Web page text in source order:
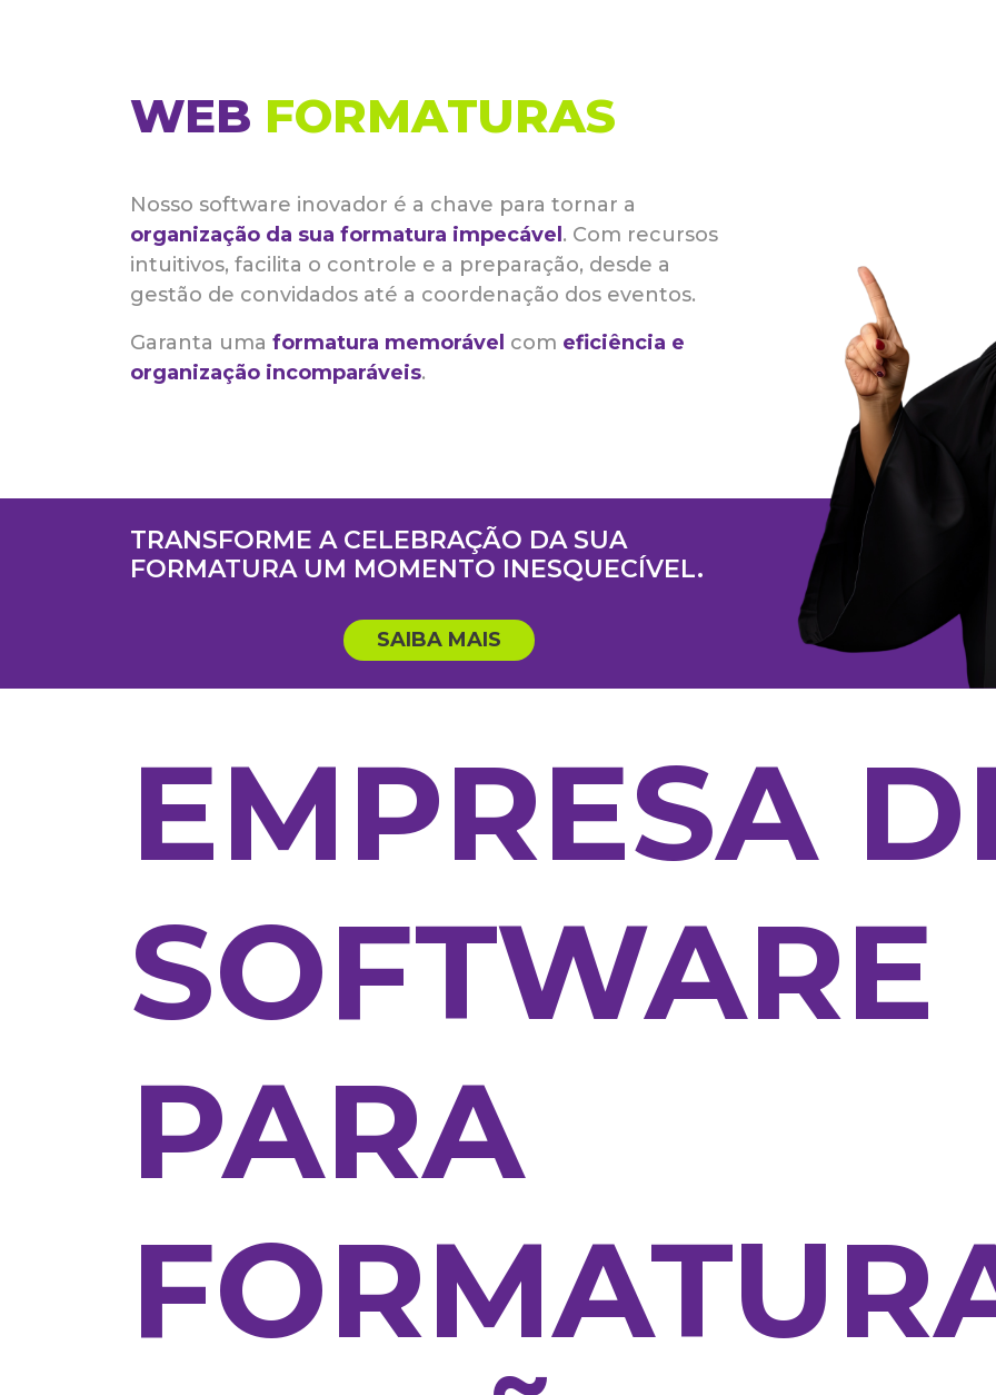
WEB FORMATURAS
Nosso software inovador é a chave para tornar a
organização da sua formatura impecável . Com recursos
intuitivos, facilita o controle e a preparação, desde a
gestão de convidados até a coordenação dos eventos.
Garanta uma formatura memorável com eficiência e
organização incomparáveis.
TRANSFORME A CELEBRAÇÃO DA SUA
FORMATURA UM MOMENTO INESQUECÍVEL.
SAIBA MAIS
EMPRESA
SOFTWARE
PARA